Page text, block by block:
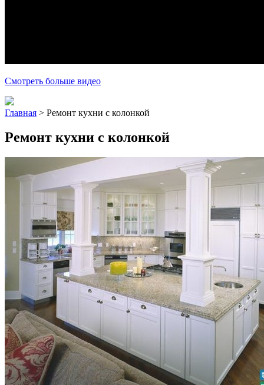
Смотреть больше видео
Главная > Ремонт кухни с колонкой
Ремонт кухни с колонкой